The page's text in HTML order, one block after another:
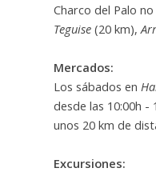
Charco del Palo
Teguise (20 km),
Mercados:
Los sábados en
desde las 10:00h -
unos 20 km de
Excursiones: